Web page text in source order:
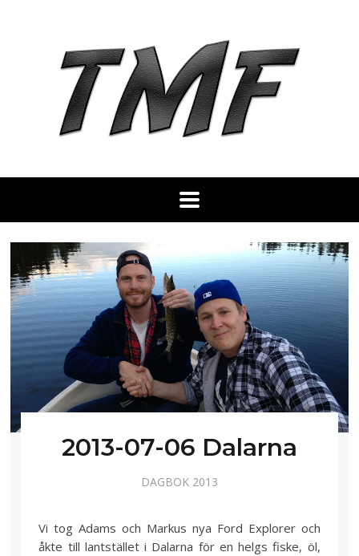
2013-07-06 Dalarna
DAGBOK 2013
Vi tog Adams och Markus nya Ford Explorer och
åkte till lantstället i Dalarna för en helgs fiske, öl,